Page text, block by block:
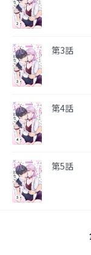
第3話
第4話
第5話